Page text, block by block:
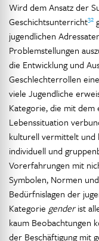
Wird dem Ansatz der
Geschichtsunterricht32
jugendlichen
Problemstellungen
die Entwicklung und
Geschlechterrollen
viele Jugendliche
Kategorie, die mit
Lebenssituation
kulturell vermittelt
individuell und
Vorerfahrungen mit
Symbolen, Normen
Bedürfnislagen der
Kategorie genderist
kaum Beobachtungen
der Beschäftigung mit